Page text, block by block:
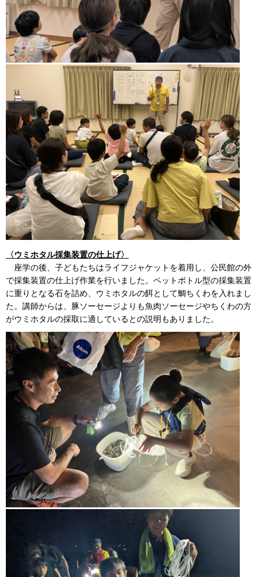
〈ウミホタル採集装置の仕上げ〉
座学の後、子どもたちはライフジャケットを着用し、公民館の外
で採集装置の仕上げ作業を行いました。ペットボトル型の採集装置
に重りとなる石を詰め、ウミホタルの餌として鯛ちくわを入れまし
た。講師からは、豚ソーセージよりも魚肉ソーセージやちくわの方
がウミホタルの採取に適しているとの説明もありました。